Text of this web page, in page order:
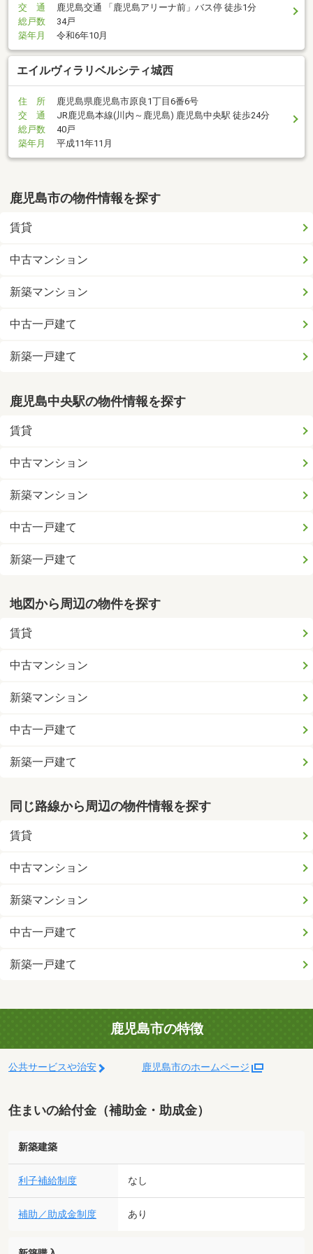
交 通
鹿児島交通 「鹿児島アリーナ前」バス停 徒歩1分
総戸数
34戸
築年月
令和6年10月
エイルヴィラリベルシティ城西
住 所
鹿児島県鹿児島市原良1丁目6番6号
交 通
JR鹿児島本線(川内～鹿児島) 鹿児島中央駅 徒歩24分
総戸数
40戸
築年月
平成11年11月
鹿児島市の物件情報を探す
賃貸
中古マンション
新築マンション
中古一戸建て
新築一戸建て
鹿児島中央駅の物件情報を探す
賃貸
中古マンション
新築マンション
中古一戸建て
新築一戸建て
地図から周辺の物件を探す
賃貸
中古マンション
新築マンション
中古一戸建て
新築一戸建て
同じ路線から周辺の物件情報を探す
賃貸
中古マンション
新築マンション
中古一戸建て
新築一戸建て
鹿児島市の特徴
公共サービスや治安 鹿児島市のホームページ
住まいの給付金（補助金・助成金）
新築建築
利子補給制度 なし
補助／助成金制度 あり